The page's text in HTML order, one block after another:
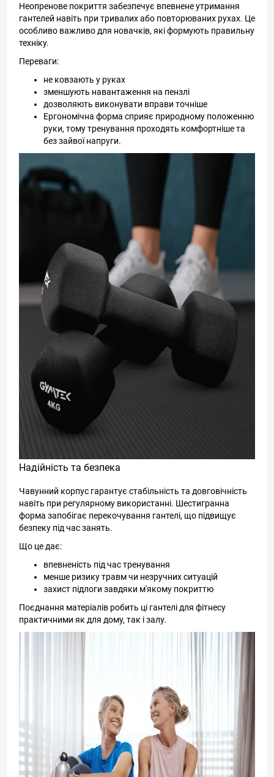
Неопренове покриття забезпечує впевнене утримання
гантелей навіть при тривалих або повторюваних рухах. Це
особливо важливо для новачків, які формують правильну
техніку.
Переваги:
не ковзають у руках
зменшують навантаження на пензлі
дозволяють виконувати вправи точніше
Ергономічна форма сприяє природному положенню
руки, тому тренування проходять комфортніше та
без зайвої напруги.
Надійність та безпека
Чавунний корпус гарантує стабільність та довговічність
навіть при регулярному використанні. Шестигранна
форма запобігає перекочування гантелі, що підвищує
безпеку під час занять.
Що це дає:
впевненість під час тренування
менше ризику травм чи незручних ситуацій
захист підлоги завдяки м'якому покриттю
Поєднання матеріалів робить ці гантелі для фітнесу
практичними як для дому, так і залу.